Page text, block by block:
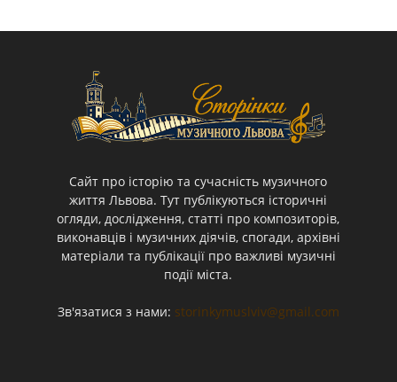
Cайт про історію та сучасність музичного
життя Львова. Тут публікуються історичні
огляди, дослідження, статті про композиторів,
виконавців і музичних діячів, спогади, архівні
матеріали та публікації про важливі музичні
події міста.
Зв'язатися з нами: storinkymuslviv@gmail.com